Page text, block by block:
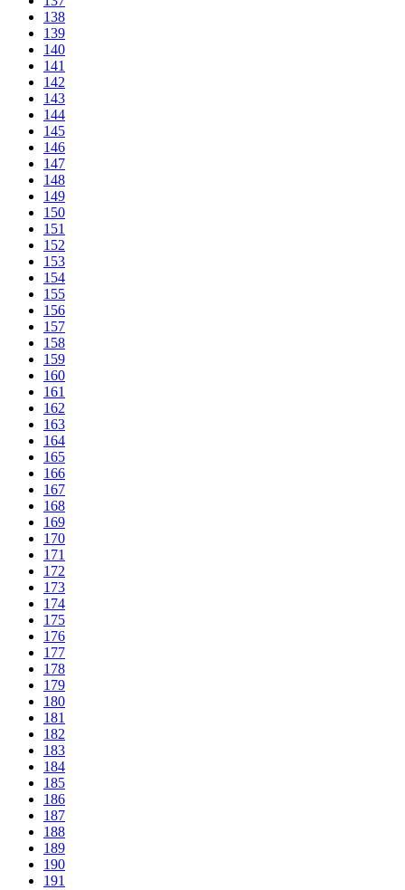
138
139
140
141
142
143
144
145
146
147
148
149
150
151
152
153
154
155
156
157
158
159
160
161
162
163
164
165
166
167
168
169
170
171
172
173
174
175
176
177
178
179
180
181
182
183
184
185
186
187
188
189
190
191